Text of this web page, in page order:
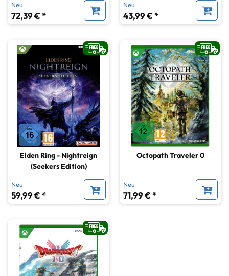
Neu
72,39 € *
Neu
43,99 € *
Elden Ring - Nightreign
(Seekers Edition)
Neu
59,99 € *
Octopath Traveler 0
Neu
71,99 € *